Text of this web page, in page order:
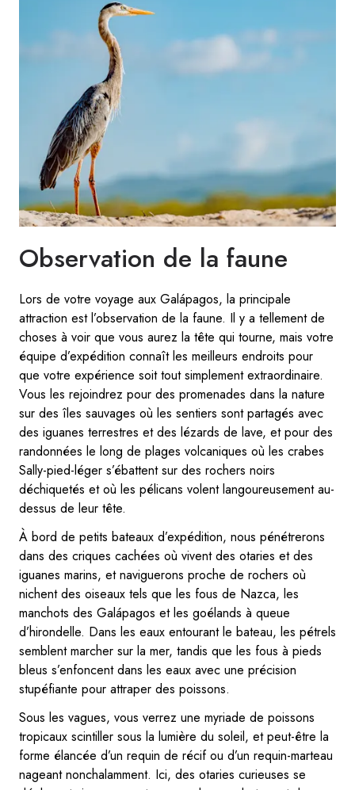
Observation de la faune
Lors de votre voyage aux Galápagos, la principale
attraction est l’observation de la faune. Il y a tellement de
choses à voir que vous aurez la tête qui tourne, mais votre
équipe d’expédition connaît les meilleurs endroits pour
que votre expérience soit tout simplement extraordinaire.
Vous les rejoindrez pour des promenades dans la nature
sur des îles sauvages où les sentiers sont partagés avec
des iguanes terrestres et des lézards de lave, et pour des
randonnées le long de plages volcaniques où les crabes
Sally-pied-léger s’ébattent sur des rochers noirs
déchiquetés et où les pélicans volent langoureusement au-
dessus de leur tête.
À bord de petits bateaux d’expédition, nous pénétrerons
dans des criques cachées où vivent des otaries et des
iguanes marins, et naviguerons proche de rochers où
nichent des oiseaux tels que les fous de Nazca, les
manchots des Galápagos et les goélands à queue
d’hirondelle. Dans les eaux entourant le bateau, les pétrels
semblent marcher sur la mer, tandis que les fous à pieds
bleus s’enfoncent dans les eaux avec une précision
stupéfiante pour attraper des poissons.
Sous les vagues, vous verrez une myriade de poissons
tropicaux scintiller sous la lumière du soleil, et peut-être la
forme élancée d’un requin de récif ou d’un requin-marteau
nageant nonchalamment. Ici, des otaries curieuses se